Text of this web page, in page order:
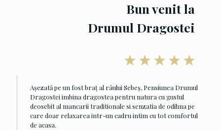
Bun venit la
Drumul Dragostei
Aşezată pe un fost braţ al râului Sebeş, Pensiunea Drumul
Dragostei imbina dragostea pentru natura cu gustul
deosebit al mancarii traditionale si senzatia de odihna pe
care doar relaxarea intr-un cadru intim cu tot comfortul
de acasa.